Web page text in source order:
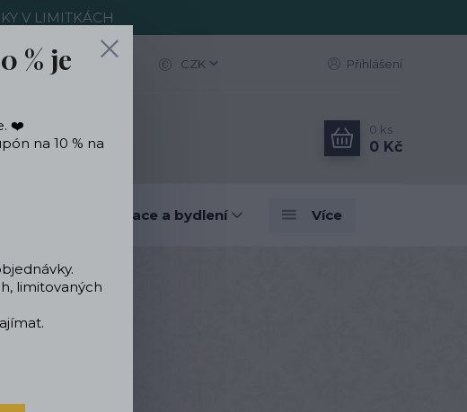
V LIMITKÁCH
Blog CZK Přihlášení
0 ks
0 Kč
Designové dekorace a bydlení Více
Los Muertos
% je
❤️
na 10 % na
limitovaných